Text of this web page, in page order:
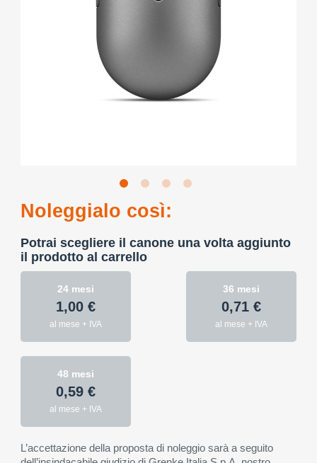
Noleggialo così:
Potrai scegliere il canone una volta aggiunto
il prodotto al carrello
24 mesi
1,00 €
al mese + IVA
36 mesi
0,71 €
al mese + IVA
48 mesi
0,59 €
al mese + IVA
L’accettazione della proposta di noleggio sarà a seguito